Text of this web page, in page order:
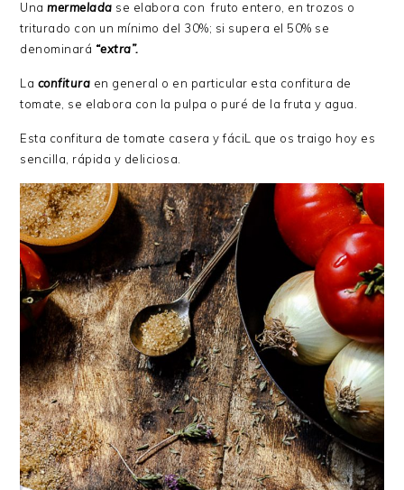
Una mermelada se elabora con fruto entero, en trozos o
triturado con un mínimo del 30%; si supera el 50% se
denominará “extra”.
La confitura en general o en particular esta confitura de
tomate, se elabora con la pulpa o puré de la fruta y agua.
Esta confitura de tomate casera y fáciL que os traigo hoy es
sencilla, rápida y deliciosa.